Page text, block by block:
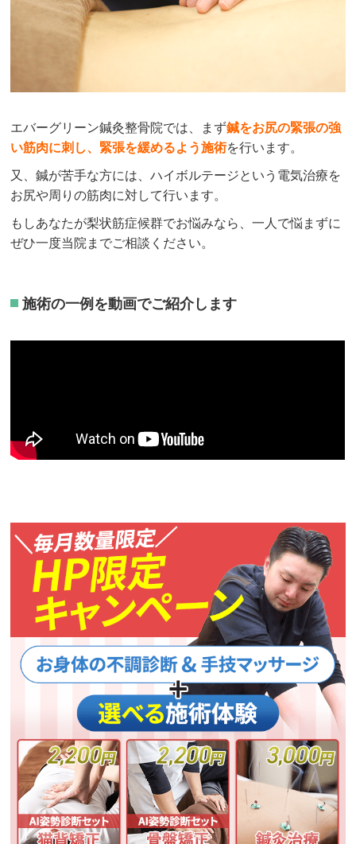
エバーグリーン鍼灸整骨院では、まず鍼をお尻の緊張の強
い筋肉に刺し、緊張を緩めるよう施術を行います。
又、鍼が苦手な方には、ハイボルテージという電気治療を
お尻や周りの筋肉に対して行います。
もしあなたが梨状筋症候群でお悩みなら、一人で悩まずに
ぜひ一度当院までご相談ください。
施術の一例を動画でご紹介します